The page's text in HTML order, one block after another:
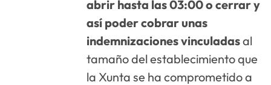
abrir hasta las 03:00 o cerrar y
así poder cobrar unas
indemnizaciones vinculadasal
tamaño del establecimiento que
la Xunta se ha comprometido a